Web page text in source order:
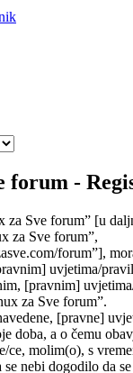
forum -
za Sve forum” [u
za Sve forum”,
forum”],
uvjetima/
[pravnim]
za Sve forum”.
[pravne]
doba, a o čemu
ce, molim(o), s
nebi dogodilo da se